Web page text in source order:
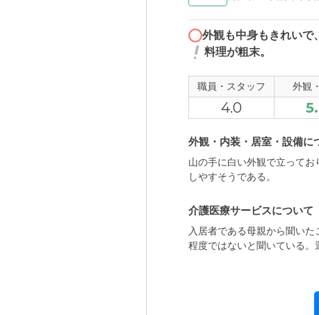
外観も中身もきれいで
料理が粗末。
職員・スタッフ 外観
4.0
外観・内装・居室・設備に
山の手に白い外観で立って
しやすそうである。
介護医療サービスについて
入居者である母親から聞い
程度ではないと聞いている。